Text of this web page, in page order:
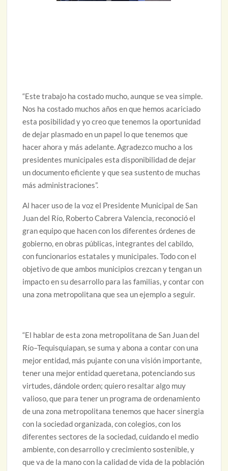
“Este trabajo ha costado mucho, aunque se vea simple.
Nos ha costado muchos años en que hemos acariciado
esta posibilidad y yo creo que tenemos la oportunidad
de dejar plasmado en un papel lo que tenemos que
hacer ahora y más adelante. Agradezco mucho a los
presidentes municipales esta disponibilidad de dejar
un documento eficiente y que sea sustento de muchas
más administraciones”.
Al hacer uso de la voz el Presidente Municipal de San
Juan del Río, Roberto Cabrera Valencia, reconoció el
gran equipo que hacen con los diferentes órdenes de
gobierno, en obras públicas, integrantes del cabildo,
con funcionarios estatales y municipales. Todo con el
objetivo de que ambos municipios crezcan y tengan un
impacto en su desarrollo para las familias, y contar con
una zona metropolitana que sea un ejemplo a seguir.
“El hablar de esta zona metropolitana de San Juan del
Río–Tequisquiapan, se suma y abona a contar con una
mejor entidad, más pujante con una visión importante,
tener una mejor entidad queretana, potenciando sus
virtudes, dándole orden; quiero resaltar algo muy
valioso, que para tener un programa de ordenamiento
de una zona metropolitana tenemos que hacer sinergia
con la sociedad organizada, con colegios, con los
diferentes sectores de la sociedad, cuidando el medio
ambiente, con desarrollo y crecimiento sostenible, y
que va de la mano con la calidad de vida de la población